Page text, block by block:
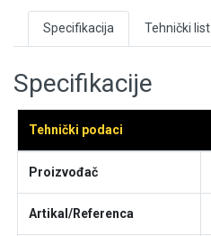
Specifikacija Tehnički list
Specifikacije
Tehnički podaci
Proizvođač
Artikal/Referenca